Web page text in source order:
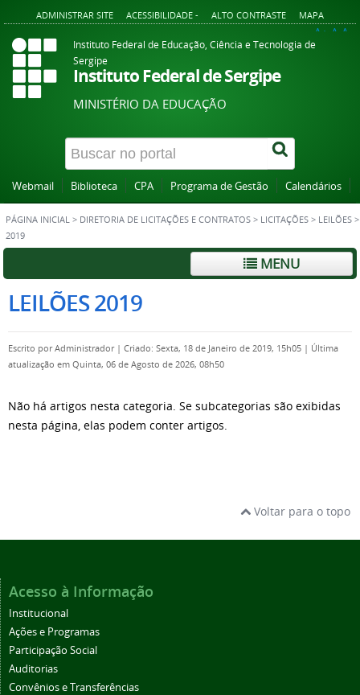
ADMINISTRAR SITE ACESSIBILIDADE - ALTO CONTRASTE MAPA
A+ A A-
Instituto Federal de Educação, Ciência e Tecnologia de
Sergipe
Instituto Federal de Sergipe
MINISTÉRIO DA EDUCAÇÃO
Webmail Biblioteca CPA Programa de Gestão Calendários
PÁGINA INICIAL > DIRETORIA DE LICITAÇÕES E CONTRATOS > LICITAÇÕES > LEILÕES >
2019
MENU
LEILÕES 2019
Escrito porAdministrador | Criado: Sexta, 18 de Janeiro de 2019, 15h05 | Última
atualização em Quinta, 06 de Agosto de 2026, 08h50
Não há artigos nesta categoria. Se subcategorias são exibidas
nesta página, elas podem conter artigos.
Voltar para o topo
Acesso à Informação
Institucional
Ações e Programas
Participação Social
Auditorias
Convênios e Transferências